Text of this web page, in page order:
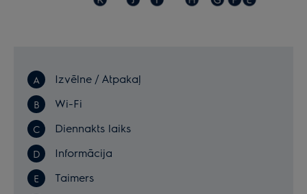
Izvēlne / Atpakaļ
Wi-Fi
Diennakts laiks
Informācija
Taimers